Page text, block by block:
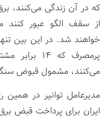
که در آن زندگی می‌کنند،
از سقف الگو عبور
پرمصرف که
می‌کنند، مشمول قبوض
مدیرعامل توانیر در همین